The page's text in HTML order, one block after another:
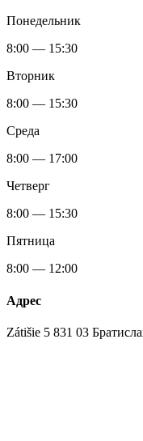
Понедельник
8:00 — 15:30
Вторник
8:00 — 15:30
Среда
8:00 — 17:00
Четверг
8:00 — 15:30
Пятница
8:00 — 12:00
Адрес
Zátišie 5 831 03